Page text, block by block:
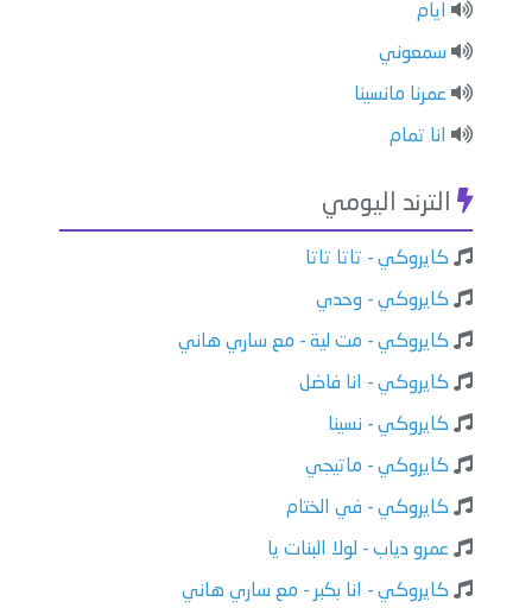
ايام
سمعوني
عمرنا مانسينا
انا تمام
الترند اليومي
كايروكي - تاتا تاتا
كايروكي - وحدي
كايروكي - مت لية - مع ساري هاني
كايروكي - انا فاضل
كايروكي - نسينا
كايروكي - ماتيجي
كايروكي - في الختام
عمرو دياب - لولا البنات يا
كايروكي - انا بكبر - مع ساري هاني